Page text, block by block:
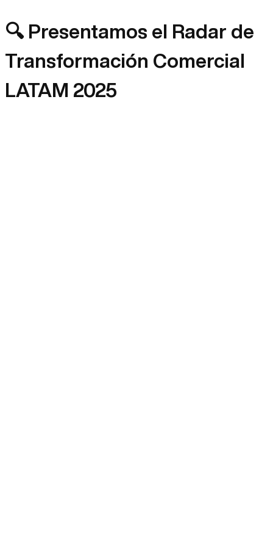
🔍 Presentamos el Radar de
Transformación Comercial
LATAM 2025